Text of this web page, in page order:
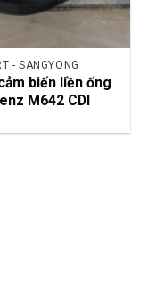
- SANGYONG
biến liền ống
M642 CDI